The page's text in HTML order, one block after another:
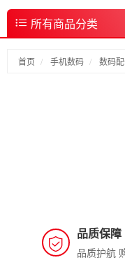
所有商品分类
首页 手机数码 数码
品质保障
品质护航